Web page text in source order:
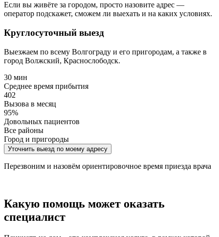
Если вы живёте за городом, просто назовите адрес —
оператор подскажет, сможем ли выехать и на каких условиях.
Круглосуточный выезд
Выезжаем по всему Волгограду и его пригородам, а также в
город Волжский, Краснослободск.
30 мин
Среднее время прибытия
402
Вызова в месяц
95%
Довольных пациентов
Все районы
Город и пригороды
Уточнить выезд по моему адресу
Перезвоним и назовём ориентировочное время приезда врача
Какую помощь может оказать
специалист